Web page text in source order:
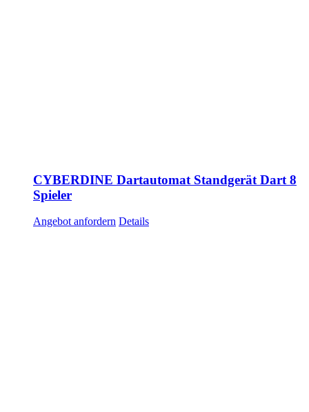
CYBERDINE Dartautomat Standgerät Dart 8
Spieler
Angebot anfordern Details